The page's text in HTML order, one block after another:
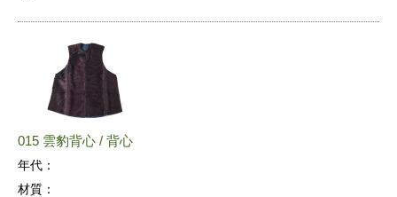
015 雲豹背心 / 背心
年代：
材質：